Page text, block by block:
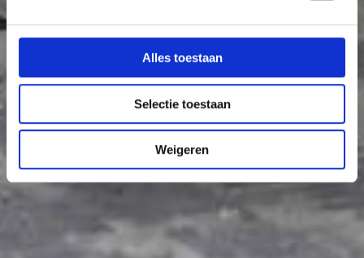
Alles toestaan
Selectie toestaan
Weigeren